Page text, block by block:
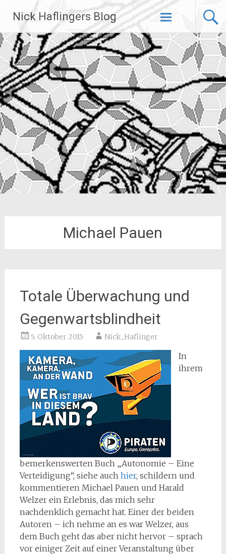
Inhalt
springen
Nick Haflingers Blog
Michael Pauen
Totale Überwachung und
Gegenwartsblindheit
5. Oktober 2015 Nick_Haflinger
In
ihrem
bemerkenswerten Buch „Autonomie – Eine
Verteidigung“, siehe auch hier, schildern und
kommentieren Michael Pauen und Harald
Welzer ein Erlebnis, das mich sehr
nachdenklich gemacht hat. Einer der beiden
Autoren – ich nehme an es war Welzer, aus
dem Buch geht das aber nicht hervor – sprach
vor einiger Zeit auf einer Veranstaltung über